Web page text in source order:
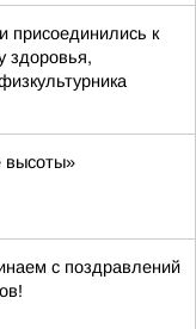
присоединились к
здоровья,
высоты»
с поздравлений